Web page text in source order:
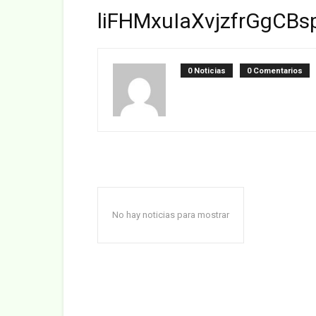
0 Noticias 0 Comentarios
No hay noticias para mostrar